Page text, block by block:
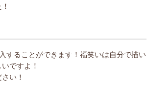
することができます！福笑いは自分で描い
ですよ！
い！